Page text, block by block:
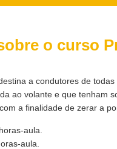
o curso
a condutores de
ao volante e que tenham
a finalidade de zerar a
aula.
aula.